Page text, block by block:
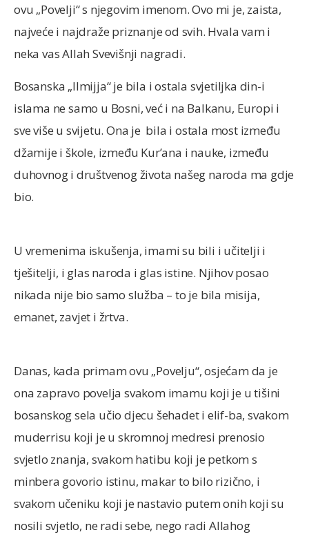
ovu „Povelji“ s njegovim imenom. Ovo mi je, zaista,
najveće i najdraže priznanje od svih. Hvala vam i
neka vas Allah Svevišnji nagradi.
Bosanska „Ilmijja“ je bila i ostala svjetiljka din-i
islama ne samo u Bosni, već i na Balkanu, Europi i
sve više u svijetu. Ona je bila i ostala most između
džamije i škole, između Kur’ana i nauke, između
duhovnog i društvenog života našeg naroda ma gdje
bio.
U vremenima iskušenja, imami su bili i učitelji i
tješitelji, i glas naroda i glas istine. Njihov posao
nikada nije bio samo služba – to je bila misija,
emanet, zavjet i žrtva.
Danas, kada primam ovu „Povelju“, osjećam da je
ona zapravo povelja svakom imamu koji je u tišini
bosanskog sela učio djecu šehadet i elif-ba, svakom
muderrisu koji je u skromnoj medresi prenosio
svjetlo znanja, svakom hatibu koji je petkom s
minbera govorio istinu, makar to bilo rizično, i
svakom učeniku koji je nastavio putem onih koji su
nosili svjetlo, ne radi sebe, nego radi Allahog